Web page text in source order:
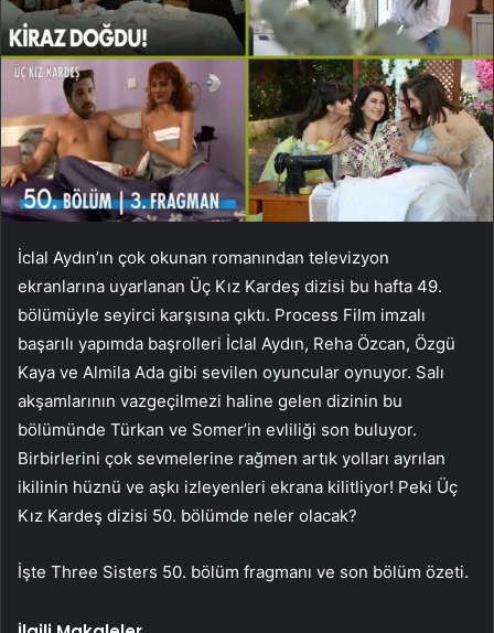
İclal Aydın’ın çok okunan romanından televizyon
ekranlarına uyarlanan Üç Kız Kardeş dizisi bu hafta 49.
bölümüyle seyirci karşısına çıktı. Process Film imzalı
başarılı yapımda başrolleri İclal Aydın, Reha Özcan, Özgü
Kaya ve Almila Ada gibi sevilen oyuncular oynuyor. Salı
akşamlarının vazgeçilmezi haline gelen dizinin bu
bölümünde Türkan ve Somer’in evliliği son buluyor.
Birbirlerini çok sevmelerine rağmen artık yolları ayrılan
ikilinin hüznü ve aşkı izleyenleri ekrana kilitliyor! Peki Üç
Kız Kardeş dizisi 50. bölümde neler olacak?
İşte Three Sisters 50. bölüm fragmanı ve son bölüm özeti.